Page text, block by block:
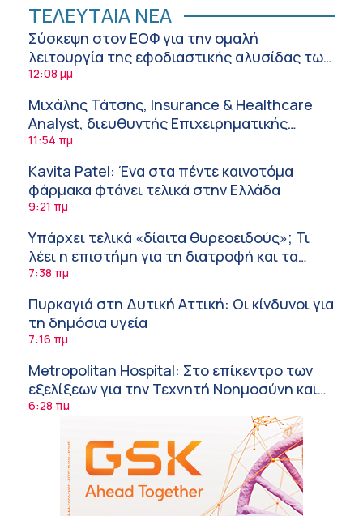
ΤΕΛΕΥΤΑΙΑ ΝΕΑ
Σύσκεψη στον ΕΟΦ για την ομαλή
λειτουργία της εφοδιαστικής αλυσίδας των
φαρμάκων στη διάρκεια του καλοκαιριού
12:08 μμ
Μιχάλης Τάτσης, Insurance & Healthcare
Analyst, διευθυντής Επιχειρηματικής
Ανάπτυξης Ομίλου HHG
11:54 πμ
Kavita Patel: Ένα στα πέντε καινοτόμα
φάρμακα φτάνει τελικά στην Ελλάδα
9:21 πμ
Υπάρχει τελικά «δίαιτα θυρεοειδούς»; Τι
λέει η επιστήμη για τη διατροφή και τα
συμπληρώματα
7:38 πμ
Πυρκαγιά στη Δυτική Αττική: Οι κίνδυνοι για
τη δημόσια υγεία
7:16 πμ
Metropolitan Hospital: Στο επίκεντρο των
εξελίξεων για την Τεχνητή Νοημοσύνη και
την Ογκολογία
6:28 πμ
Παύλος Γιαννακόπουλος – ΒΙΑΝΕΞ
5:27 πμ
Στέλιος Λιανός – INTERAMERICAN / Αθηναϊκή
Γενική Κλινική